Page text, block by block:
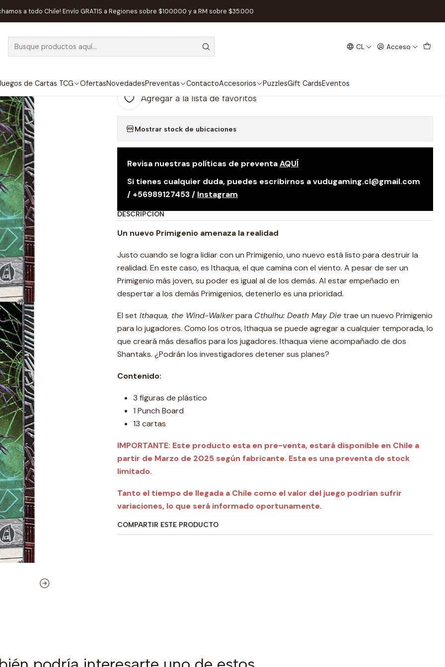
CL Acceso
de Cartas TCG OfertasNovedadesPreventas ContactoAccesorios PuzzlesGift CardsEventos
a todo Chile! Envío GRATIS a Regiones sobre $100.000 y a RM sobre $35.000
Preventas Preventa - Cthulhu Death May Die Ithaqua - Español
AGOTADO
Preventa - Cthulhu Death May Die Ithaqua
Agregar a la lista de favoritos
Mostrar stock de ubicaciones
Revisa nuestras políticas de preventaAQUÍ
Si tienes cualquier duda, puedes escribirnos a vudugaming.cl@gmail.com
/ +56989127453 / Instagram
DESCRIPCIÓN
Un nuevo Primigenio amenaza la realidad
Justo cuando se logra lidiar con un Primigenio, uno nuevo está listo para destruir la
realidad. En este caso, es Ithaqua, el que camina con el viento. A pesar de ser un
Primigenio más joven, su poder es igual al de los demás. Al estar empeñado en
despertar a los demás Primigenios, detenerlo es una prioridad.
El set Ithaqua, the Wind-Walkerpara Cthulhu: Death May Die trae un nuevo Primigenio
para lo jugadores. Como los otros, Ithaqua se puede agregar a cualquier temporada, lo
que creará más desafíos para los jugadores. Ithaqua viene acompañado de dos
Shantaks. ¿Podrán los investigadores detener sus planes?
Contenido:
3 figuras de plástico
1 Punch Board
13 cartas
IMPORTANTE: Este producto esta en pre-venta, estará disponible en Chile a
partir de Marzo de 2025 según fabricante. Esta es una preventa de stock
limitado.
Tanto el tiempo de llegada a Chile como el valor del juego podrían sufrir
variaciones, lo que será informado oportunamente.
COMPARTIR ESTE PRODUCTO